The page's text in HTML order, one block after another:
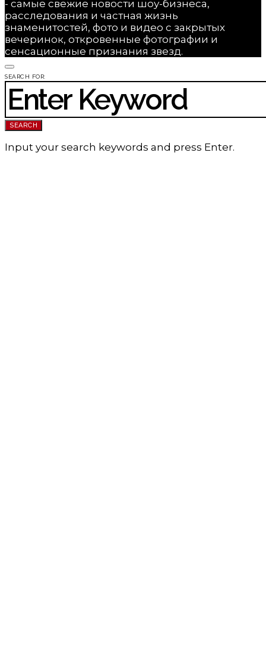
- самые свежие новости шоу-бизнеса,
расследования и частная жизнь
знаменитостей, фото и видео с закрытых
вечеринок, откровенные фотографии и
сенсационные признания звезд.
SEARCH FOR:
SEARCH
Input your search keywords and press Enter.